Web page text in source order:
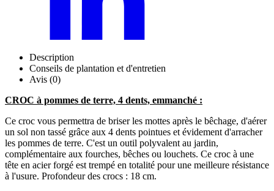
Description
Conseils de plantation et d'entretien
Avis (0)
CROC à pommes de terre, 4 dents, emmanché :
Ce croc vous permettra de briser les mottes après le bêchage, d'aérer
un sol non tassé grâce aux 4 dents pointues et évidement d'arracher
les pommes de terre. C'est un outil polyvalent au jardin,
complémentaire aux fourches, bêches ou louchets. Ce croc à une
tête en acier forgé est trempé en totalité pour une meilleure résistance
à l'usure. Profondeur des crocs : 18 cm.